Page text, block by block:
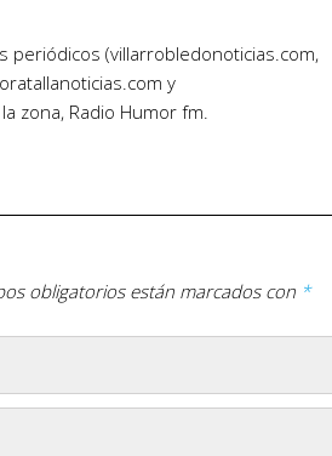
periódicos (villarrobledonoticias.com,
y
zona, Radio Humor fm.
obligatorios están marcados con *